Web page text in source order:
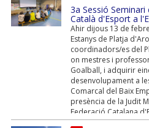
3a Sessió
Català d'Esport a
Ahir dijous 13 de
Estanys de Platja
coordinadors/es del
on mestres i
Goalball, i adquirir
desenvolupament a
Comarcal del Baix
presència de la Judit
Federació Catalana
persona